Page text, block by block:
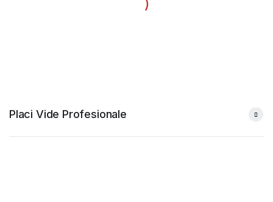
Placi Vide Profesionale